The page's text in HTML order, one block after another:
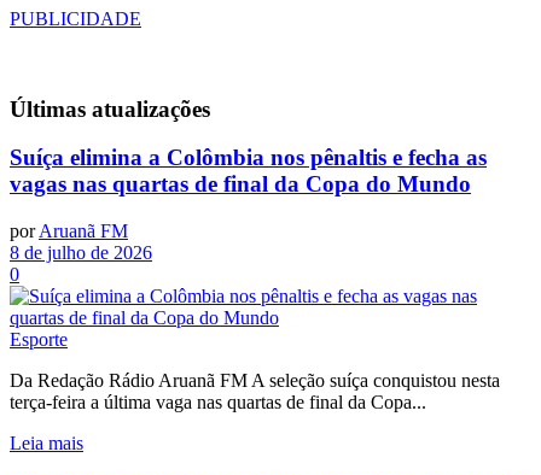
PUBLICIDADE
Últimas atualizações
Suíça elimina a Colômbia nos pênaltis e fecha as
vagas nas quartas de final da Copa do Mundo
por Aruanã FM
8 de julho de 2026
0
Esporte
Da Redação Rádio Aruanã FM A seleção suíça conquistou nesta
terça-feira a última vaga nas quartas de final da Copa...
Leia mais